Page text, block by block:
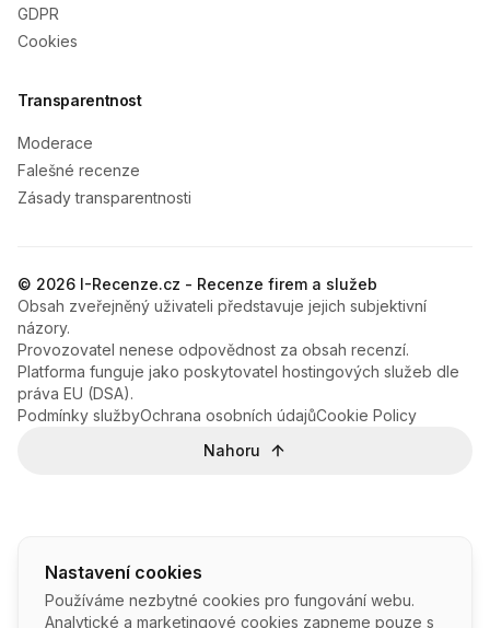
Nastavení cookies
Používáme nezbytné cookies pro fungování webu.
Analytické a marketingové cookies zapneme pouze s
GDPR
Cookies
Transparentnost
Moderace
Falešné recenze
Zásady transparentnosti
© 2026 I-Recenze.cz - Recenze firem a služeb
Obsah zveřejněný uživateli představuje jejich subjektivní
názory.
Provozovatel nenese odpovědnost za obsah recenzí.
Platforma funguje jako poskytovatel hostingových služeb dle
práva EU (DSA).
Podmínky službyOchrana osobních údajůCookie Policy
Nahoru